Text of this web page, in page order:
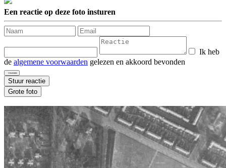
Een reactie op deze foto insturen
Ik heb
de algemene voorwaarden gelezen en akkoord bevonden